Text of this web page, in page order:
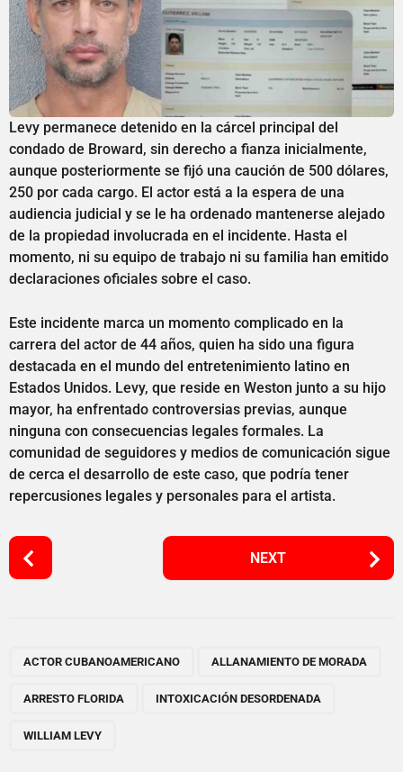
Levy permanece detenido en la cárcel principal del
condado de Broward, sin derecho a fianza inicialmente,
aunque posteriormente se fijó una caución de 500 dólares,
250 por cada cargo. El actor está a la espera de una
audiencia judicial y se le ha ordenado mantenerse alejado
de la propiedad involucrada en el incidente. Hasta el
momento, ni su equipo de trabajo ni su familia han emitido
declaraciones oficiales sobre el caso.
Este incidente marca un momento complicado en la
carrera del actor de 44 años, quien ha sido una figura
destacada en el mundo del entretenimiento latino en
Estados Unidos. Levy, que reside en Weston junto a su hijo
mayor, ha enfrentado controversias previas, aunque
ninguna con consecuencias legales formales. La
comunidad de seguidores y medios de comunicación sigue
de cerca el desarrollo de este caso, que podría tener
repercusiones legales y personales para el artista.
P
o
NEXT
ACTOR CUBANOAMERICANO ALLANAMIENTO DE MORADA
ARRESTO FLORIDA INTOXICACIÓN DESORDENADA
WILLIAM LEVY